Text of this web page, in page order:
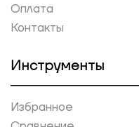
Оплата
Контакты
Инструменты
Избранное